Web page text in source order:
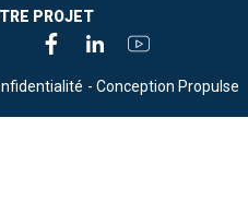
PROJET
- Conception Propulse